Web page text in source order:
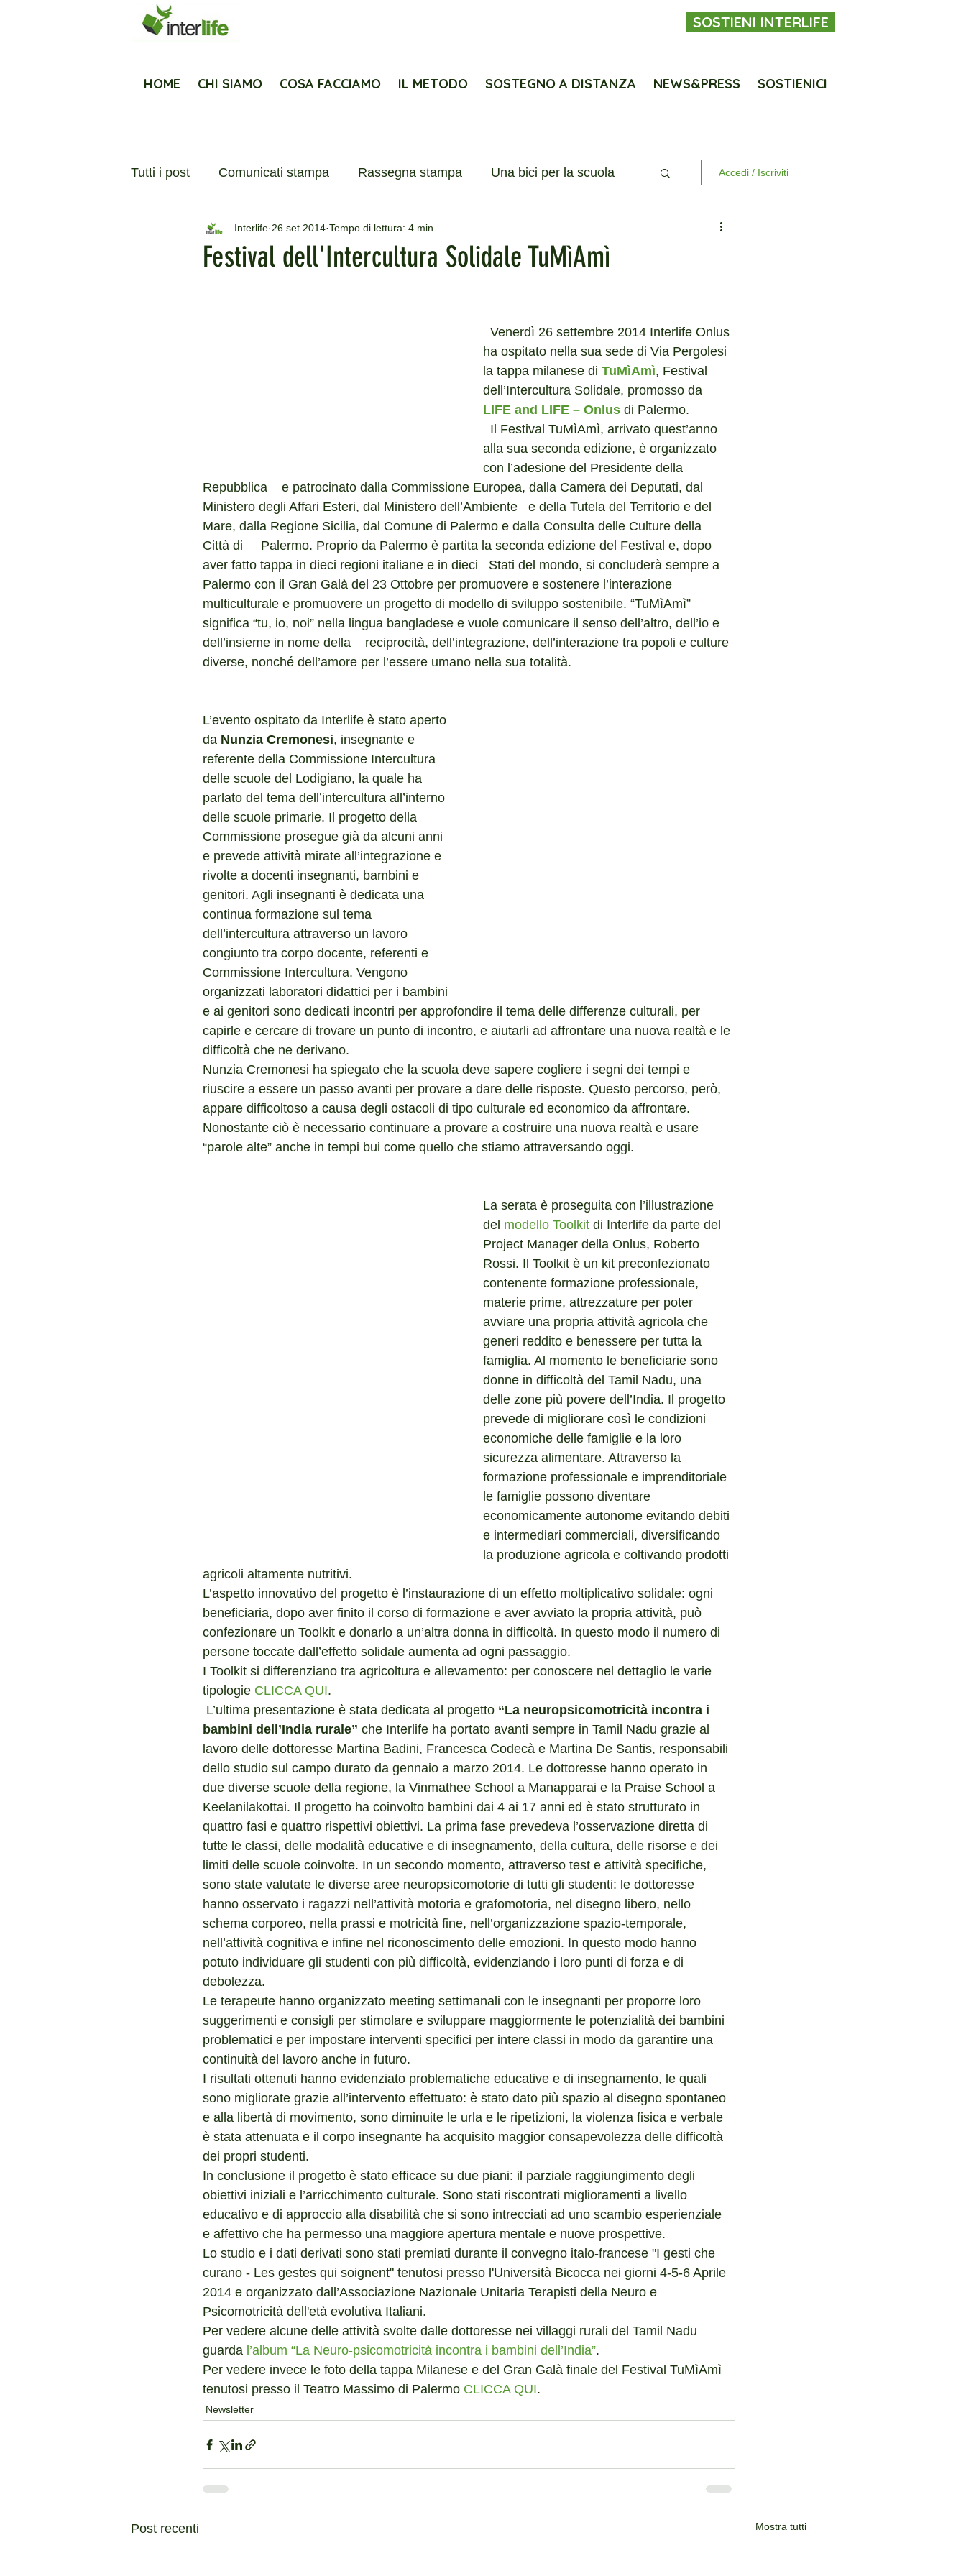
SOSTIENI INTERLIFE
HOME CHI SIAMO COSA FACCIAMO IL METODO SOSTEGNO A DISTANZA NEWS&PRESS SOSTIENICI
Tutti i post Comunicati stampa Rassegna stampa Una bici per la scuola
Report Impatto 2024 Mediterraneo Eventi
Accedi / Iscriviti
Festival dell'Intercultura Solidale TuMìAmì
Interlife 26 set 2014 Tempo di lettura: 4 min
ha ospitato nella sua sede di Via Pergolesi
la tappa milanese di TuMìAmì, Festival
dell’Intercultura Solidale, promosso da
LIFE and LIFE – Onlus di Palermo.
alla sua seconda edizione, è organizzato
con l’adesione del Presidente della
Repubblica    e patrocinato dalla Commissione Europea, dalla Camera dei Deputati, dal
Ministero degli Affari Esteri, dal Ministero dell’Ambiente   e della Tutela del Territorio e del
Mare, dalla Regione Sicilia, dal Comune di Palermo e dalla Consulta delle Culture della
Città di     Palermo. Proprio da Palermo è partita la seconda edizione del Festival e, dopo
aver fatto tappa in dieci regioni italiane e in dieci   Stati del mondo, si concluderà sempre a
Palermo con il Gran Galà del 23 Ottobre per promuovere e sostenere l’interazione
multiculturale e promuovere un progetto di modello di sviluppo sostenibile. “TuMìAmì”
significa “tu, io, noi” nella lingua bangladese e vuole comunicare il senso dell’altro, dell’io e
dell’insieme in nome della    reciprocità, dell’integrazione, dell’interazione tra popoli e culture
diverse, nonché dell’amore per l’essere umano nella sua totalità.
L’evento ospitato da Interlife è stato aperto
da Nunzia Cremonesi, insegnante e
referente della Commissione Intercultura
delle scuole del Lodigiano, la quale ha
parlato del tema dell’intercultura all’interno
delle scuole primarie. Il progetto della
Commissione prosegue già da alcuni anni
e prevede attività mirate all’integrazione e
rivolte a docenti insegnanti, bambini e
genitori. Agli insegnanti è dedicata una
continua formazione sul tema
dell’intercultura attraverso un lavoro
congiunto tra corpo docente, referenti e
Commissione Intercultura. Vengono
organizzati laboratori didattici per i bambini
e ai genitori sono dedicati incontri per approfondire il tema delle differenze culturali, per
capirle e cercare di trovare un punto di incontro, e aiutarli ad affrontare una nuova realtà e le
difficoltà che ne derivano.
Nunzia Cremonesi ha spiegato che la scuola deve sapere cogliere i segni dei tempi e
riuscire a essere un passo avanti per provare a dare delle risposte. Questo percorso, però,
appare difficoltoso a causa degli ostacoli di tipo culturale ed economico da affrontare.
Nonostante ciò è necessario continuare a provare a costruire una nuova realtà e usare
“parole alte” anche in tempi bui come quello che stiamo attraversando oggi.
La serata è proseguita con l’illustrazione
del modello Toolkit di Interlife da parte del
Project Manager della Onlus, Roberto
Rossi. Il Toolkit è un kit preconfezionato
contenente formazione professionale,
materie prime, attrezzature per poter
avviare una propria attività agricola che
generi reddito e benessere per tutta la
famiglia. Al momento le beneficiarie sono
donne in difficoltà del Tamil Nadu, una
delle zone più povere dell’India. Il progetto
prevede di migliorare così le condizioni
economiche delle famiglie e la loro
sicurezza alimentare. Attraverso la
formazione professionale e imprenditoriale
le famiglie possono diventare
economicamente autonome evitando debiti
e intermediari commerciali, diversificando
la produzione agricola e coltivando prodotti
agricoli altamente nutritivi.
L’aspetto innovativo del progetto è l’instaurazione di un effetto moltiplicativo solidale: ogni
beneficiaria, dopo aver finito il corso di formazione e aver avviato la propria attività, può
confezionare un Toolkit e donarlo a un’altra donna in difficoltà. In questo modo il numero di
persone toccate dall’effetto solidale aumenta ad ogni passaggio.
I Toolkit si differenziano tra agricoltura e allevamento: per conoscere nel dettaglio le varie
tipologie CLICCA QUI.
L’ultima presentazione è stata dedicata al progetto “La neuropsicomotricità incontra i
bambini dell’India rurale” che Interlife ha portato avanti sempre in Tamil Nadu grazie al
lavoro delle dottoresse Martina Badini, Francesca Codecà e Martina De Santis, responsabili
dello studio sul campo durato da gennaio a marzo 2014. Le dottoresse hanno operato in
due diverse scuole della regione, la Vinmathee School a Manapparai e la Praise School a
Keelanilakottai. Il progetto ha coinvolto bambini dai 4 ai 17 anni ed è stato strutturato in
quattro fasi e quattro rispettivi obiettivi. La prima fase prevedeva l’osservazione diretta di
tutte le classi, delle modalità educative e di insegnamento, della cultura, delle risorse e dei
limiti delle scuole coinvolte. In un secondo momento, attraverso test e attività specifiche,
sono state valutate le diverse aree neuropsicomotorie di tutti gli studenti: le dottoresse
hanno osservato i ragazzi nell’attività motoria e grafomotoria, nel disegno libero, nello
schema corporeo, nella prassi e motricità fine, nell’organizzazione spazio-temporale,
nell’attività cognitiva e infine nel riconoscimento delle emozioni. In questo modo hanno
potuto individuare gli studenti con più difficoltà, evidenziando i loro punti di forza e di
debolezza.
Le terapeute hanno organizzato meeting settimanali con le insegnanti per proporre loro
suggerimenti e consigli per stimolare e sviluppare maggiormente le potenzialità dei bambini
problematici e per impostare interventi specifici per intere classi in modo da garantire una
continuità del lavoro anche in futuro.
I risultati ottenuti hanno evidenziato problematiche educative e di insegnamento, le quali
sono migliorate grazie all’intervento effettuato: è stato dato più spazio al disegno spontaneo
e alla libertà di movimento, sono diminuite le urla e le ripetizioni, la violenza fisica e verbale
è stata attenuata e il corpo insegnante ha acquisito maggior consapevolezza delle difficoltà
dei propri studenti.
In conclusione il progetto è stato efficace su due piani: il parziale raggiungimento degli
obiettivi iniziali e l’arricchimento culturale. Sono stati riscontrati miglioramenti a livello
educativo e di approccio alla disabilità che si sono intrecciati ad uno scambio esperienziale
e affettivo che ha permesso una maggiore apertura mentale e nuove prospettive.
Lo studio e i dati derivati sono stati premiati durante il convegno italo-francese "I gesti che
curano - Les gestes qui soignent" tenutosi presso l'Università Bicocca nei giorni 4-5-6 Aprile
2014 e organizzato dall’Associazione Nazionale Unitaria Terapisti della Neuro e
Psicomotricità dell'età evolutiva Italiani.
Per vedere alcune delle attività svolte dalle dottoresse nei villaggi rurali del Tamil Nadu
guarda l’album “La Neuro-psicomotricità incontra i bambini dell’India”.
Per vedere invece le foto della tappa Milanese e del Gran Galà finale del Festival TuMìAmì
tenutosi presso il Teatro Massimo di Palermo CLICCA QUI.
Newsletter
Post recenti Mostra tutti